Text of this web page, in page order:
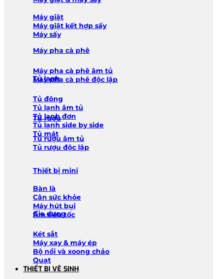
Máy giặt
Máy giặt kết hợp sấy
Máy sấy
Máy pha cà phê
Máy pha cà phê âm tủ
Máy pha cà phê độc lập
Tủ lạnh
Tủ đông
Tủ lạnh âm tủ
Tủ lạnh đơn
Tủ lạnh side by side
Tủ mát
Tủ rượu
Tủ rượu âm tủ
Tủ rượu độc lập
Thiết bị mini
Bàn là
Cân sức khỏe
Máy hút bụi
Ấm siêu tốc
Gia dụng
Két sắt
Máy xay & máy ép
Bộ nồi và xoong chảo
Quạt
THIẾT BỊ VỆ SINH